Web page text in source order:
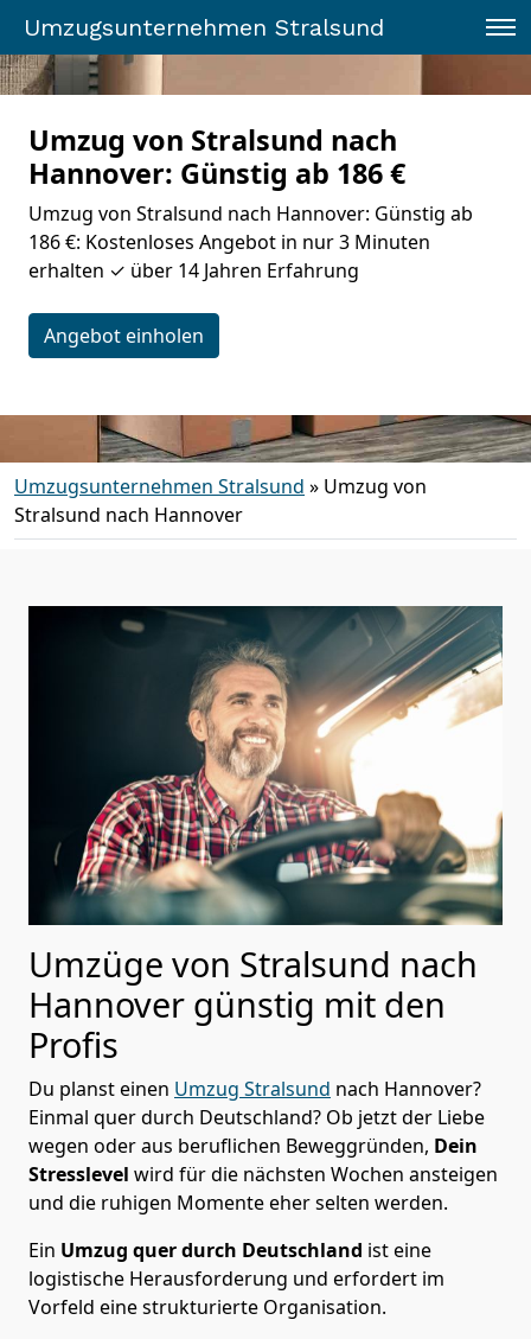
Umzugsunternehmen Stralsund
Umzug von Stralsund nach
Hannover: Günstig ab 186 €
Umzug von Stralsund nach Hannover: Günstig ab
186 €: Kostenloses Angebot in nur 3 Minuten
erhalten ✓ über 14 Jahren Erfahrung
Angebot einholen
Umzugsunternehmen Stralsund » Umzug von
Stralsund nach Hannover
Umzüge von Stralsund nach
Hannover günstig mit den
Profis
Du planst einen Umzug Stralsund nach Hannover?
Einmal quer durch Deutschland? Ob jetzt der Liebe
wegen oder aus beruflichen Beweggründen, Dein
Stresslevel wird für die nächsten Wochen ansteigen
und die ruhigen Momente eher selten werden.
Ein Umzug quer durch Deutschland ist eine
logistische Herausforderung und erfordert im
Vorfeld eine strukturierte Organisation.